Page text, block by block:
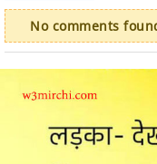
No comments